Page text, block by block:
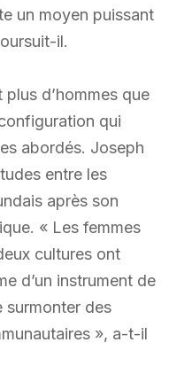
un moyen puissant
il.
d’hommes que
qui
abordés. Joseph
entre les
après son
« Les femmes
cultures ont
d’un instrument de
surmonter des
», a-t-il